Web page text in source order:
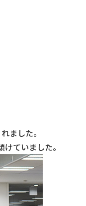
ました。
ていました。